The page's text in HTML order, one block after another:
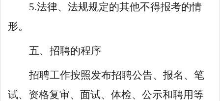
5.法律、法规规定的其他不得报考的情
形。
五、招聘的程序
招聘工作按照发布招聘公告、报名、笔
试、 资格复审、 面试、体检、公示和聘用等